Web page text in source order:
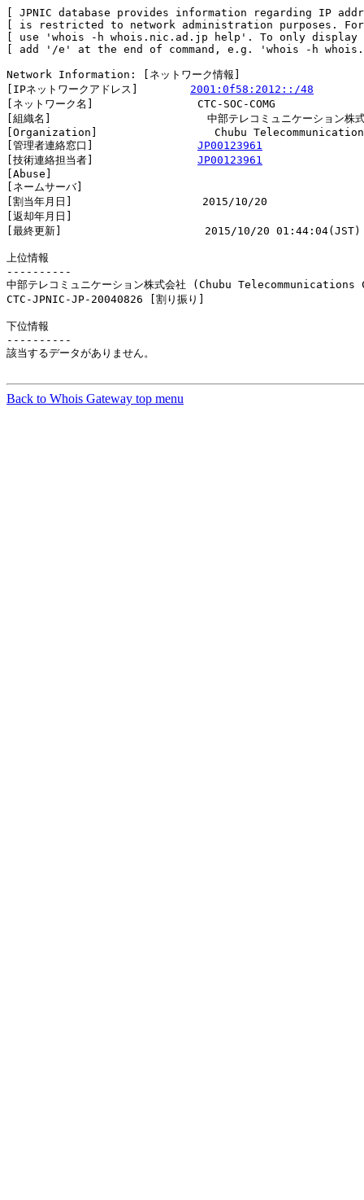
[ JPNIC database provides information regarding IP
[ is restricted to network administration purposes.
[ use 'whois -h whois.nic.ad.jp help'. To only
[ add '/e' at the end of command, e.g. 'whois -h
Network Information: [ネットワーク情報]
[IPネットワークアドレス] 2001:0f58:2012::/48
[ネットワーク名]                CTC-SOC-COMG
[組織名]                        中部テレコミュニケーション株式会社
[Organization]                  Chubu Telecommunications
[管理者連絡窓口] JP00123961
[技術連絡担当者] JP00123961
[Abuse]
[ネームサーバ]
[割当年月日]                    2015/10/20
[返却年月日]
[最終更新]                      2015/10/20 01:44:04(JST)
上位情報
----------
中部テレコミュニケーション株式会社 (Chubu
CTC-JPNIC-JP-20040826 [割り
下位情報
----------
該当するデータがありません。
Back to Whois Gateway top menu